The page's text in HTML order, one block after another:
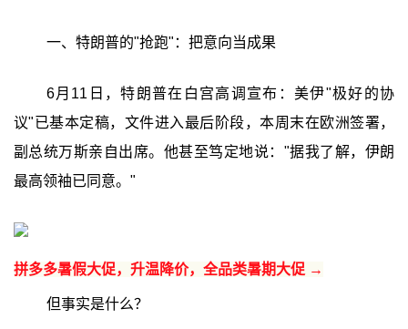
一、特朗普的"抢跑"：把意向当成果
6月11日，特朗普在白宫高调宣布：美伊"极好的协
议"已基本定稿，文件进入最后阶段，本周末在欧洲签署，
副总统万斯亲自出席。他甚至笃定地说："据我了解，伊朗
最高领袖已同意。"
拼多多暑假大促，升温降价，全品类暑期大促 →
但事实是什么？